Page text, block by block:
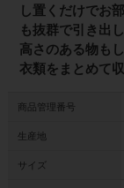
し置くだけでお
も抜群で引き出
高さのある物も
衣類をまとめて
商品管理番号
生産地
サイズ